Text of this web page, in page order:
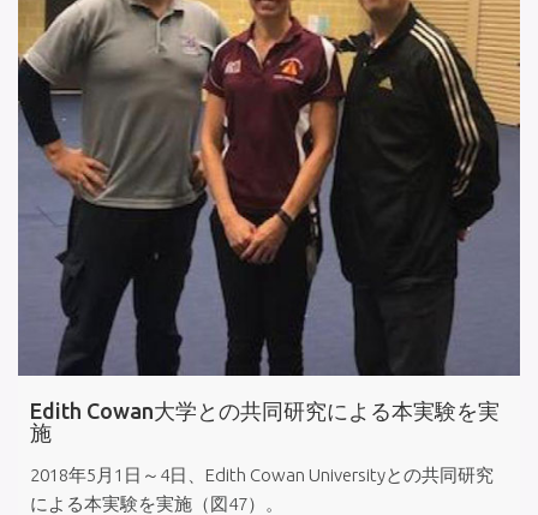
Edith Cowan大学との共同研究による本実験を実
施
2018年5月1日～4日、Edith Cowan Universityとの共同研究
による本実験を実施（図47）。